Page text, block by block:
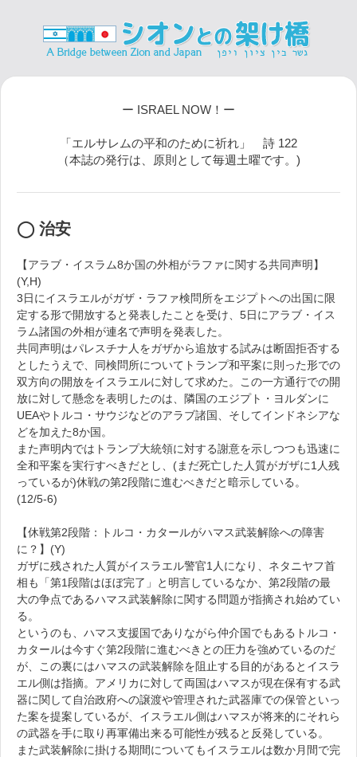
ー ISRAEL NOW！ー
「エルサレムの平和のために祈れ」 詩 122
（本誌の発行は、原則として毎週土曜です。)
◯ 治安
【アラブ・イスラム8か国の外相がラファに関する共同声明】
(Y,H)
3日にイスラエルがガザ・ラファ検問所をエジプトへの出国に限
定する形で開放すると発表したことを受け、5日にアラブ・イス
ラム諸国の外相が連名で声明を発表した。
共同声明はパレスチナ人をガザから追放する試みは断固拒否する
としたうえで、同検問所についてトランプ和平案に則った形での
双方向の開放をイスラエルに対して求めた。この一方通行での開
放に対して懸念を表明したのは、隣国のエジプト・ヨルダンに
UEAやトルコ・サウジなどのアラブ諸国、そしてインドネシアな
どを加えた8か国。
また声明内ではトランプ大統領に対する謝意を示しつつも迅速に
全和平案を実行すべきだとし、(まだ死亡した人質がガザに1人残
っているが)休戦の第2段階に進むべきだと暗示している。
(12/5-6)
【休戦第2段階：トルコ・カタールがハマス武装解除への障害
に？】(Y)
ガザに残された人質がイスラエル警官1人になり、ネタニヤフ首
相も「第1段階はほぼ完了」と明言しているなか、第2段階の最
大の争点であるハマス武装解除に関する問題が指摘され始めてい
る。
というのも、ハマス支援国でありながら仲介国でもあるトルコ・
カタールは今すぐ第2段階に進むべきとの圧力を強めているのだ
が、この裏にはハマスの武装解除を阻止する目的があるとイスラ
エル側は指摘。アメリカに対して両国はハマスが現在保有する武
器に関して自治政府への譲渡や管理された武器庫での保管といっ
た案を提案しているが、イスラエル側はハマスが将来的にそれら
の武器を手に取り再軍備出来る可能性が残ると反発している。
また武装解除に掛ける期間についてもイスラエルは数か月間で完